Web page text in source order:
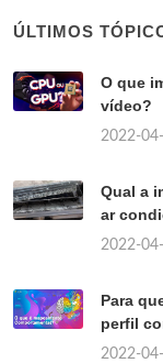
ÚLTIMOS
O que
vídeo?
2022-
Qual a
ar
2022-
Para
perfil
2022-